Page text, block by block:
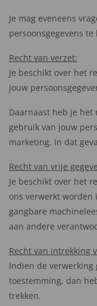
Je mag eveneens
persoonsgegevens te
Recht van verzet:
Je beschikt over het
jouw
Daarnaast heb je
gebruik van jouw
marketing. In dat
Recht van vrije
Je beschikt over het
ons verwerkt
gangbare
aan andere
Recht van intrekking
Indien de verwerking
toestemming, dan
trekken.